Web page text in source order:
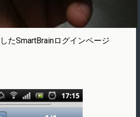
たSmartBrainログインページ